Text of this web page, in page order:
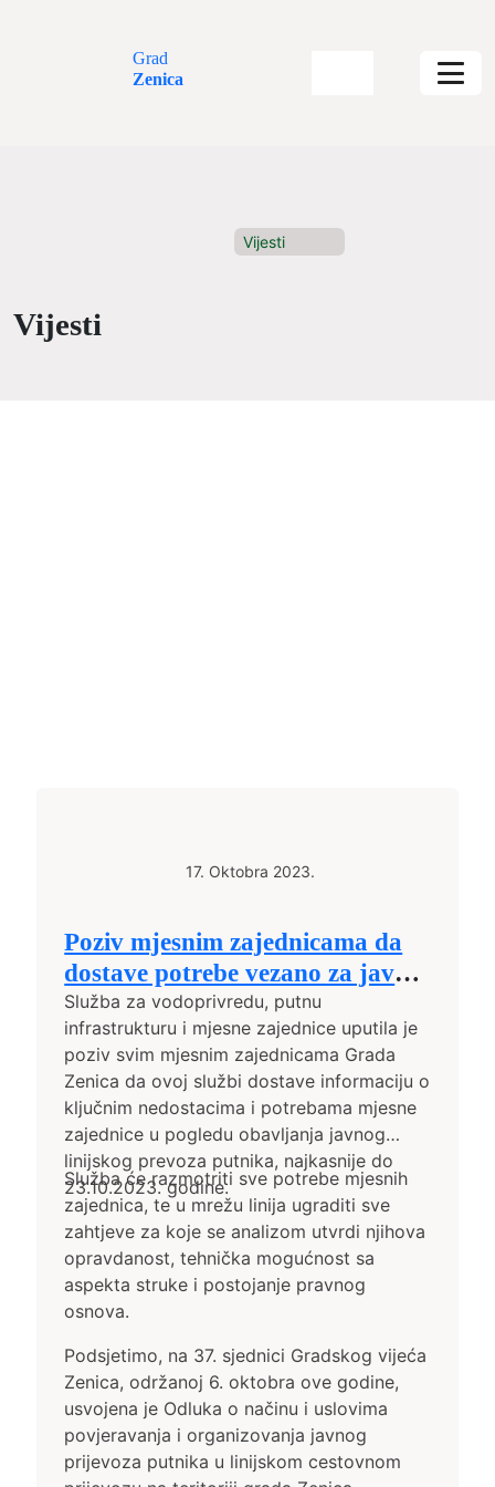
Grad
Zenica
Vijesti
Vijesti
17. Oktobra 2023.
Poziv mjesnim zajednicama da
dostave potrebe vezano za javni
linijski prevoz putnika
Služba za vodoprivredu, putnu
infrastrukturu i mjesne zajednice uputila je
poziv svim mjesnim zajednicama Grada
Zenica da ovoj službi dostave informaciju o
ključnim nedostacima i potrebama mjesne
zajednice u pogledu obavljanja javnog
linijskog prevoza putnika, najkasnije do
23.10.2023. godine.
Služba će razmotriti sve potrebe mjesnih
zajednica, te u mrežu linija ugraditi sve
zahtjeve za koje se analizom utvrdi njihova
opravdanost, tehnička mogućnost sa
aspekta struke i postojanje pravnog
osnova.
Podsjetimo, na 37. sjednici Gradskog vijeća
Zenica, održanoj 6. oktobra ove godine,
usvojena je Odluka o načinu i uslovima
povjeravanja i organizovanja javnog
prijevoza putnika u linijskom cestovnom